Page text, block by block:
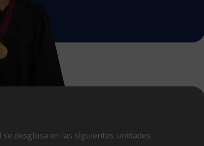
se desglosa en las siguientes unidades: